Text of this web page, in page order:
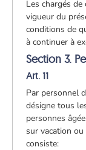
Les chargés
vigueur du
conditions de
à continuer à
Section 3.
Art. 11
Par personnel
désigne tous
personnes
sur vacation
consiste: